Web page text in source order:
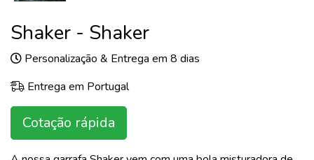
Shaker - Shaker
Personalização & Entrega em 8 dias
Entrega em Portugal
Cotação rápida